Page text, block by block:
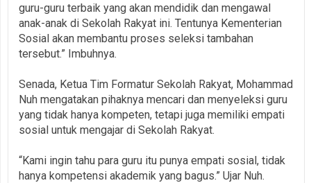
guru-guru terbaik yang akan mendidik dan mengawal
anak-anak di Sekolah Rakyat ini. Tentunya Kementerian
Sosial akan membantu proses seleksi tambahan
tersebut.” Imbuhnya.
Senada, Ketua Tim Formatur Sekolah Rakyat, Mohammad
Nuh mengatakan pihaknya mencari dan menyeleksi guru
yang tidak hanya kompeten, tetapi juga memiliki empati
sosial untuk mengajar di Sekolah Rakyat.
“Kami ingin tahu para guru itu punya empati sosial, tidak
hanya kompetensi akademik yang bagus.” Ujar Nuh.